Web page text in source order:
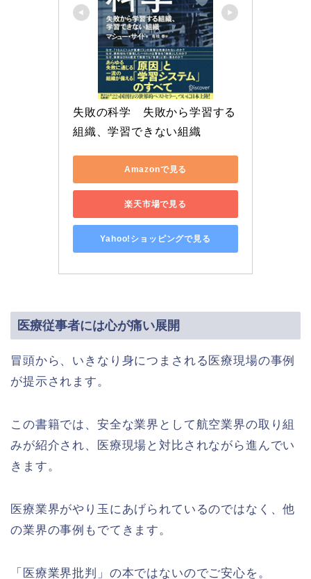
失敗の科学　失敗から学習する
組織、学習できない組織
Amazonで見る
楽天市場で見る
Yahoo!ショッピングで見る
医療従事者には心が痛い展開
冒頭から、いきなり身につまされる医療現場の事例
が提示されます。
この書籍では、安全な業界として航空業界の取り組
みが紹介され、医療現場と対比されながら進んでい
きます。
医療業界がやり玉にあげられているのではなく、他
の業界の事例もでてきます。
「医療業界批判」の本ではないのでご安心を。